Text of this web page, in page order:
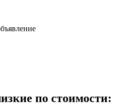
по стоимости: